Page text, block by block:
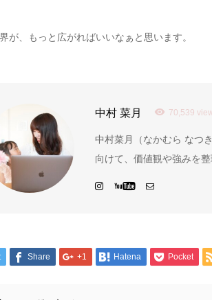
が、もっと広がればいいなぁと思います。
中村 菜月 70,539
中村菜月（なかむら なつ
向けて、価値観や強みを整
Share +1 Hatena Pocket